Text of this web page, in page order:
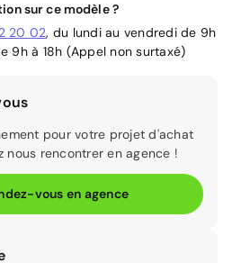
sur ce modèle ?
20 02, du lundi au vendredi de 9h
9h à 18h (Appel non surtaxé)
pour votre projet d'achat
nous rencontrer en agence !
vous en agence